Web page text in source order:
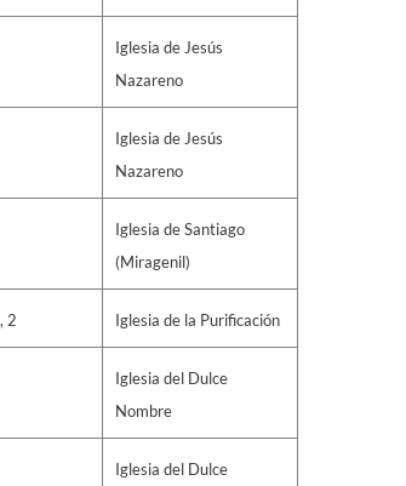
Iglesia de Jesús
Nazareno
Iglesia de Jesús
Nazareno
Iglesia de Santiago
(Miragenil)
2 Iglesia de la Purificación
Iglesia del Dulce
Nombre
Iglesia del Dulce